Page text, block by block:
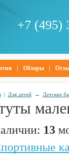
+7 (495)
Обзоры
| Для детей → Детские
13